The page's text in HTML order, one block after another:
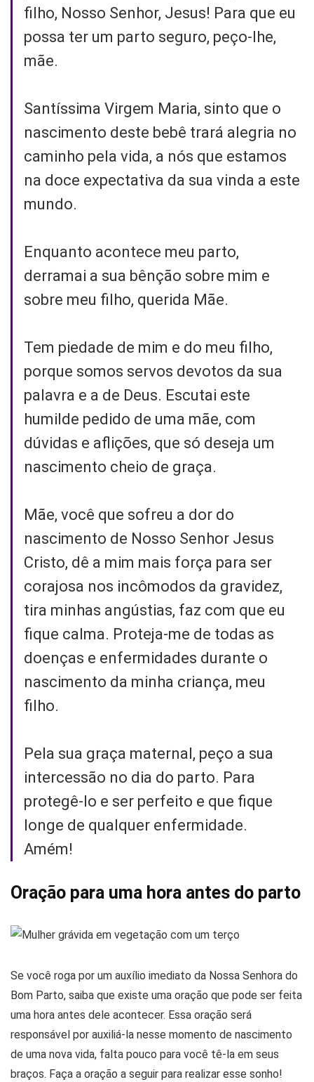
filho, Nosso Senhor, Jesus! Para que eu
possa ter um parto seguro, peço-lhe,
mãe.
Santíssima Virgem Maria, sinto que o
nascimento deste bebê trará alegria no
caminho pela vida, a nós que estamos
na doce expectativa da sua vinda a este
mundo.
Enquanto acontece meu parto,
derramai a sua bênção sobre mim e
sobre meu filho, querida Mãe.
Tem piedade de mim e do meu filho,
porque somos servos devotos da sua
palavra e a de Deus. Escutai este
humilde pedido de uma mãe, com
dúvidas e aflições, que só deseja um
nascimento cheio de graça.
Mãe, você que sofreu a dor do
nascimento de Nosso Senhor Jesus
Cristo, dê a mim mais força para ser
corajosa nos incômodos da gravidez,
tira minhas angústias, faz com que eu
fique calma. Proteja-me de todas as
doenças e enfermidades durante o
nascimento da minha criança, meu
filho.
Pela sua graça maternal, peço a sua
intercessão no dia do parto. Para
protegê-lo e ser perfeito e que fique
longe de qualquer enfermidade.
Amém!
Oração para uma hora antes do parto
Se você roga por um auxílio imediato da Nossa Senhora do
Bom Parto, saiba que existe uma oração que pode ser feita
uma hora antes dele acontecer. Essa oração será
responsável por auxiliá-la nesse momento de nascimento
de uma nova vida, falta pouco para você tê-la em seus
braços. Faça a oração a seguir para realizar esse sonho!